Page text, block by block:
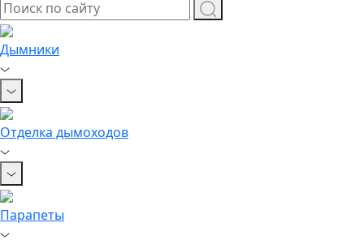
Дымники
Отделка дымоходов
Парапеты